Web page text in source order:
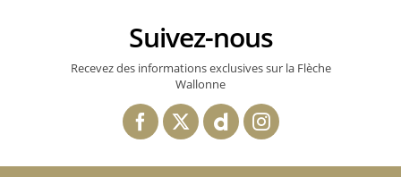
Suivez-nous
Recevez des informations exclusives sur la Flèche
Wallonne